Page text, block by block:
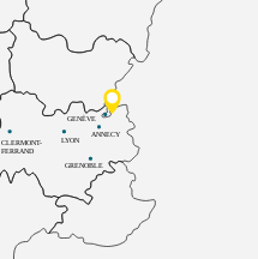
CLERMONT-
FERRAND
LYON
ANNECY
GRENOBLE
GENÈVE